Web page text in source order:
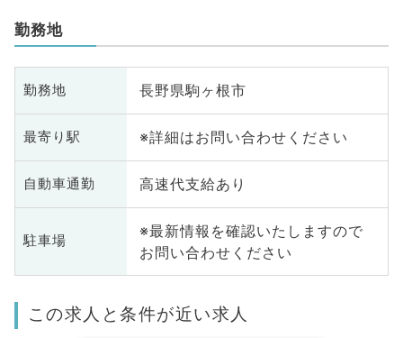
勤務地
勤務地 長野県駒ヶ根市
最寄り駅 ※詳細はお問い合わせください
自動車通勤 高速代支給あり
駐車場
※最新情報を確認いたしますので
お問い合わせください
この求人と条件が近い求人